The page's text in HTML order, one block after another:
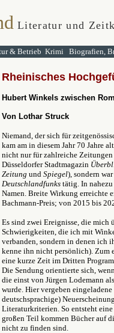
Literatur und
& Betrieb Krimi Biografien,
Rheinisches
Hubert Winkels zwischen
Von Lothar Struck
Niemand, der sich für
kam am in diesem Jahr 70 Jahre
nicht nur für zahlreiche
Düsseldorfer Stadtmagazin
Zeitung und Spiegel), sondern
Deutschlandfunks tätig. In
Namen. Breite Wirkung erreichte
Bachmann-Preis; von 2015 bis
Es sind zwei Ereignisse, die
Schwierigkeiten, die ich mit
verbanden, sondern in denen ich
kenne ihn nicht persönlich). Zum
eine kurze Zeit im Dritten
Die Sendung orientierte sich,
die einst von Jürgen Lodemann
wurde. Hier vergeben
deutschsprachige)
Literaturkriterien. So entsteht
großen Teil kommen Bücher auf
nicht zu finden sind.